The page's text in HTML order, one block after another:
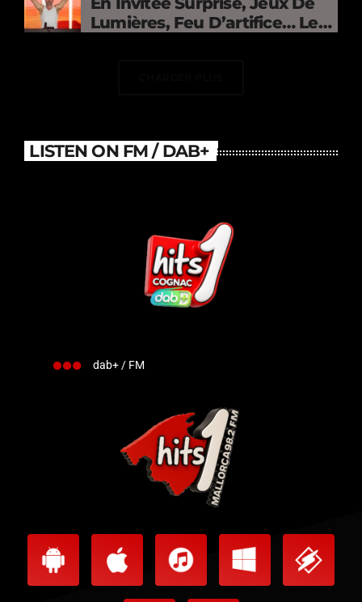
Lumières, Feu D’artifice… Le
LISTEN ON FM / DAB+
dab+ / FM